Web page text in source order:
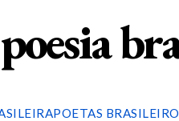
POETAS